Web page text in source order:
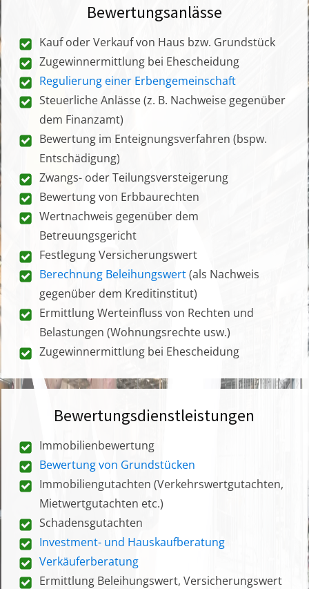
Bewertungsanlässe
Kauf oder Verkauf von Haus bzw. Grundstück
Zugewinnermittlung bei Ehescheidung
Regulierung einer Erbengemeinschaft
Steuerliche Anlässe (z. B. Nachweise gegenüber
dem Finanzamt)
Bewertung im Enteignungsverfahren (bspw.
Entschädigung)
Zwangs- oder Teilungsversteigerung
Bewertung von Erbbaurechten
Wertnachweis gegenüber dem
Betreuungsgericht
Festlegung Versicherungswert
Berechnung Beleihungswert(als Nachweis
gegenüber dem Kreditinstitut)
Ermittlung Werteinfluss von Rechten und
Belastungen (Wohnungsrechte usw.)
Zugewinnermittlung bei Ehescheidung
Bewertungsdienstleistungen
Immobilienbewertung
Bewertung von Grundstücken
Immobiliengutachten (Verkehrswertgutachten,
Mietwertgutachten etc.)
Schadensgutachten
Investment- und Hauskaufberatung
Verkäuferberatung
Ermittlung Beleihungswert, Versicherungswert